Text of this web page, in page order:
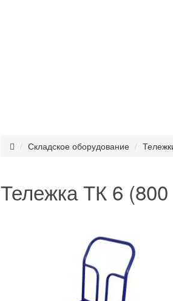
Складское оборудование
Тележка ТК 6